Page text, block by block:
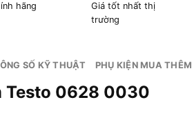
hãng
Giá tốt nhất thị
trường
SỐ KỸ THUẬT PHỤ KIỆN MUA THÊM
Testo 0628 0030